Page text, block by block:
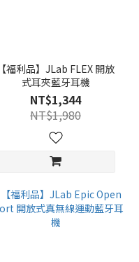
【福利品】JLab FLEX 開放
式耳夾藍牙耳機
NT$1,344
NT$1,980